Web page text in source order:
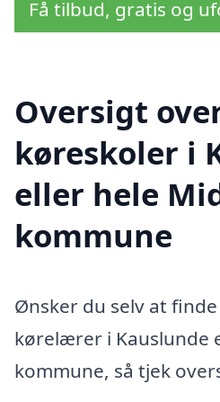
Få tilbud, gratis og
Oversigt
køreskoler i
eller hele
kommune
Ønsker du selv at
kørelærer i Kauslunde
kommune, så tjek